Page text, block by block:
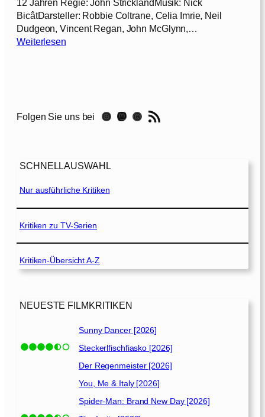
12 Jahren Regie: John StricklandMusik: Nick
BicâtDarsteller: Robbie Coltrane, Celia Imrie, Neil
Dudgeon, Vincent Regan, John McGlynn,…
Weiterlesen:
e
x
E
i
n
z
i
h
e
Folgen Sie uns bei Instagram Mastodon Threads RSS-Feed
SCHNELLAUSWAHL
Nur ausführliche Kritiken
Kritiken zu TV-Serien
Kritiken-Übersicht A-Z
NEUESTE FILMKRITIKEN
Sunny Dancer [2026]
Steckerlfischfiasko [2026]
Der Regenmeister [2026]
You, Me & Italy [2026]
Spider-Man: Brand New Day [2026]